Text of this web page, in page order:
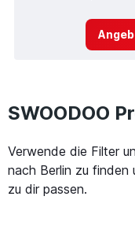
SWOODOO
Verwende die Filter
nach Berlin zu finden
zu dir passen.